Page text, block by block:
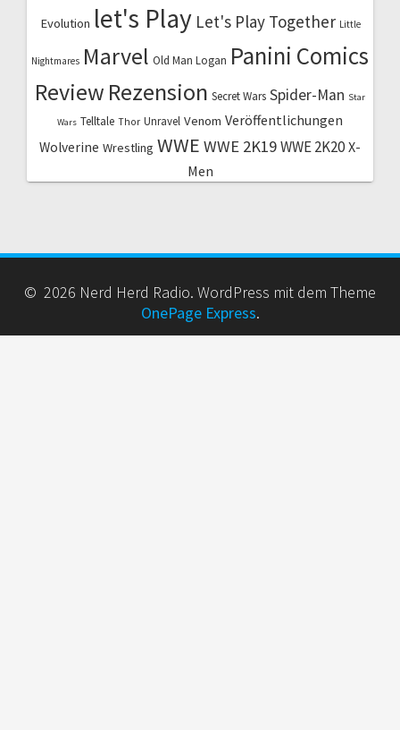
Evolution let's Play Let's Play Together Little
Nightmares Marvel Old Man Logan Panini Comics
Review Rezension Secret Wars Spider-Man Star
Wars Telltale Thor Unravel Venom Veröffentlichungen
Wolverine Wrestling WWE WWE 2K19WWE 2K20 X-
Men
© 2026 Nerd Herd Radio. WordPress mit dem Theme
OnePage Express.